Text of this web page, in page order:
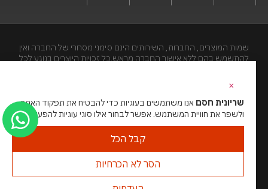
שמות המוצרים, החברות, השירותים הינם סימני מסחרי של החברה ואין
להתשמש בהם ללא אישור החברה מראש.כל זכויות היוצרים בנוגע לכל
האתר מנוהל ע”י גאו מדיהסוכנות דיגיטל
×
שריונית חסם אנו משתמשים בעוגיות כדי להבטיח את תפקוד האתר
ולשפר את חוויית המשתמש. אפשר לבחור אילו סוגי עוגיות להפעיל.
קבל הכל
הסר לא הכרחיות